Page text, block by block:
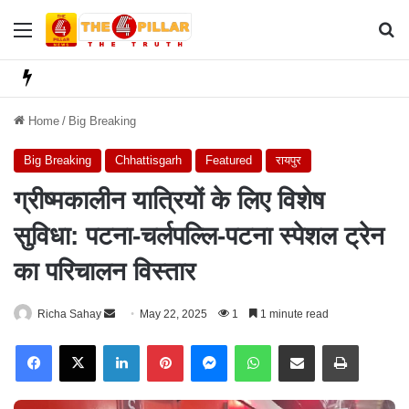
Menu
Home / Big Breaking
Big Breaking Chhattisgarh Featured रायपुर
ग्रीष्मकालीन यात्रियों के लिए विशेष
सुविधा: पटना-चर्लपल्लि-पटना स्पेशल ट्रेन
का परिचालन विस्तार
Richa Sahay
n
d
a
May 22, 2025 1 1 minute read
X